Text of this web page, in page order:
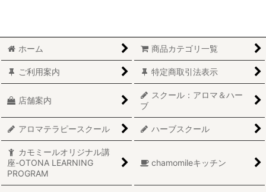
ホーム 商品カテゴリ一覧
ご利用案内 特定商取引法表示
店舗案内
スクール：アロマ＆ハー
ブ
アロマテラピースクール ハーブスクール
カモミールオリジナル講
座-OTONA LEARNING
PROGRAM
chamomileキッチン